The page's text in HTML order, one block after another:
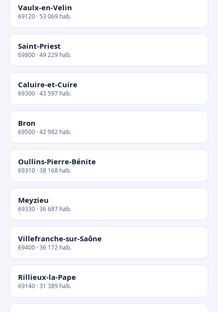
Vaulx-en-Velin
69120 · 53 069 hab.
Saint-Priest
69800 · 49 229 hab.
Caluire-et-Cuire
69300 · 43 597 hab.
Bron
69500 · 42 982 hab.
Oullins-Pierre-Bénite
69310 · 38 168 hab.
Meyzieu
69330 · 36 687 hab.
Villefranche-sur-Saône
69400 · 36 172 hab.
Rillieux-la-Pape
69140 · 31 389 hab.